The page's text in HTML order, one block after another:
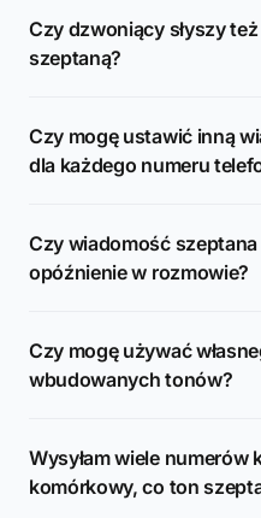
Czy dzwoniący słyszy
szeptaną?
Czy mogę ustawić inną
dla każdego numeru
Czy wiadomość
opóźnienie w rozmowie?
Czy mogę używać
wbudowanych tonów?
Wysyłam wiele numerów
komórkowy, co ton